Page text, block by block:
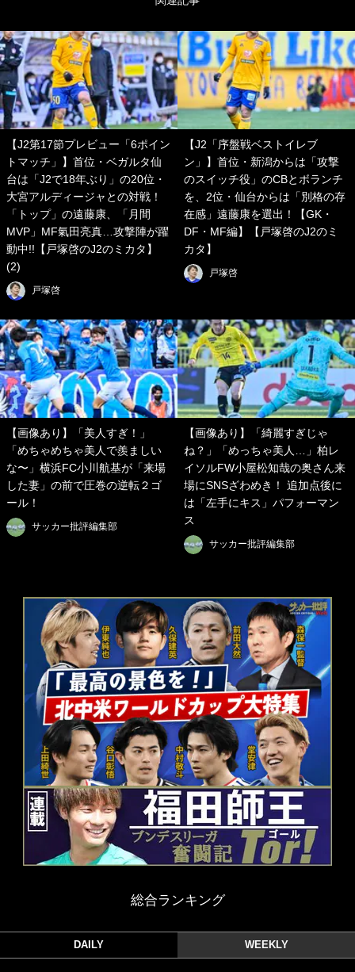
【J2第17節プレビュー「6ポイン
トマッチ」】首位・ベガルタ仙
台は「J2で18年ぶり」の20位・
大宮アルディージャとの対戦！
「トップ」の遠藤康、「月間
MVP」MF氣田亮真…攻撃陣が躍
動中!!【戸塚啓のJ2のミカタ】
(2)
戸塚啓
【J2「序盤戦ベストイレブ
ン」】首位・新潟からは「攻撃
のスイッチ役」のCBとボランチ
を、2位・仙台からは「別格の存
在感」遠藤康を選出！【GK・
DF・MF編】【戸塚啓のJ2のミ
カタ】
戸塚啓
【画像あり】「美人すぎ！」
「めちゃめちゃ美人で羨ましい
な〜」横浜FC小川航基が「来場
した妻」の前で圧巻の逆転２ゴ
ール！
サッカー批評編集部
【画像あり】「綺麗すぎじゃ
ね？」「めっちゃ美人…」柏レ
イソルFW小屋松知哉の奥さん来
場にSNSざわめき！ 追加点後に
は「左手にキス」パフォーマン
ス
サッカー批評編集部
総合ランキング
DAILY WEEKLY